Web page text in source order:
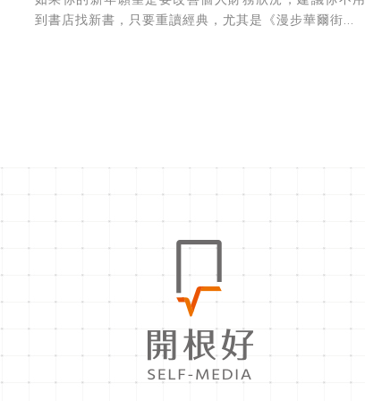
到書店找新書，只要重讀經典，尤其是《漫步華爾街...